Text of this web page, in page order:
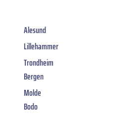
Alesund
Lillehammer
Trondheim
Bergen
Molde
Bodo